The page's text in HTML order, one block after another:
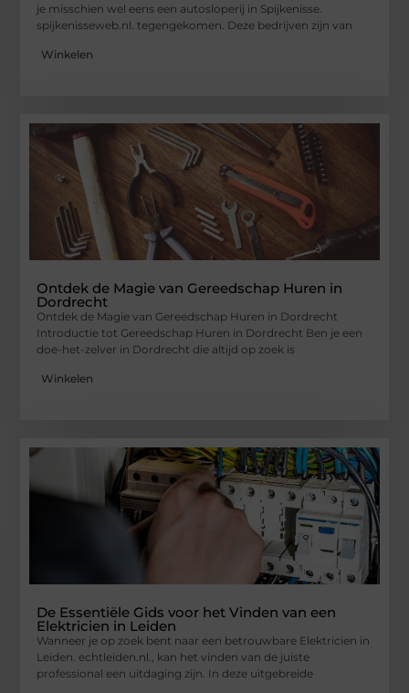
je misschien wel eens een autosloperij in Spijkenisse.
spijkenisseweb.nl. tegengekomen. Deze bedrijven zijn van
Winkelen
Ontdek de Magie van Gereedschap Huren in
Dordrecht
Ontdek de Magie van Gereedschap Huren in Dordrecht
Introductie tot Gereedschap Huren in Dordrecht Ben je een
doe-het-zelver in Dordrecht die altijd op zoek is
Winkelen
De Essentiële Gids voor het Vinden van een
Elektricien in Leiden
Wanneer je op zoek bent naar een betrouwbare Elektricien in
Leiden. echtleiden.nl., kan het vinden van de juiste
professional een uitdaging zijn. In deze uitgebreide